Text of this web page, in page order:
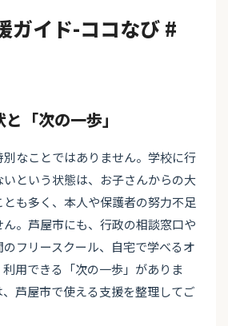
ガイド-ココなび #
「次の一歩」
なことではありません。学校に行
という状態は、お子さんからの大
も多く、本人や保護者の努力不足
。芦屋市にも、行政の相談窓口や
フリースクール、自宅で学べるオ
用できる「次の一歩」がありま
芦屋市で使える支援を整理してご